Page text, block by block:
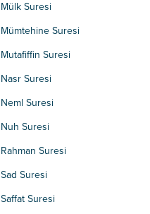
Mülk Suresi
Mümtehine Suresi
Mutafiffin Suresi
Nasr Suresi
Neml Suresi
Nuh Suresi
Rahman Suresi
Sad Suresi
Saffat Suresi